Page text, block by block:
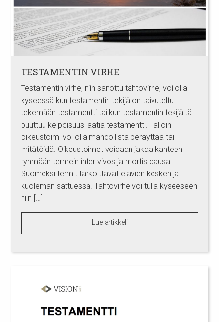
TESTAMENTIN VIRHE
Testamentin virhe, niin sanottu tahtovirhe, voi olla
kyseessä kun testamentin tekijä on taivuteltu
tekemään testamentti tai kun testamentin tekijältä
puuttuu kelpoisuus laatia testamentti. Tällöin
oikeustoimi voi olla mahdollista peräyttää tai
mitätöidä. Oikeustoimet voidaan jakaa kahteen
ryhmään termein inter vivos ja mortis causa.
Suomeksi termit tarkoittavat elävien kesken ja
kuoleman sattuessa. Tahtovirhe voi tulla kyseeseen
niin […]
Lue artikkeli